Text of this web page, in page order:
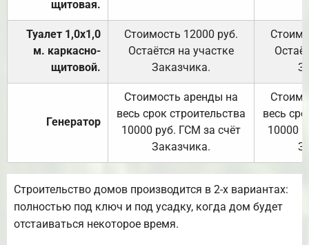
щитовая.
Туалет 1,0х1,0
м. каркасно-
щитовой.
Стоимость 12000 руб.
Остаётся на участке
Заказчика.
Генератор
Стоимость аренды на
весь срок строительства
10000 руб. ГСМ за счёт
Заказчика.
весь
10000
Строительство домов производится в 2-х вариантах:
полностью под ключ и под усадку, когда дом будет
отстаиваться некоторое время.